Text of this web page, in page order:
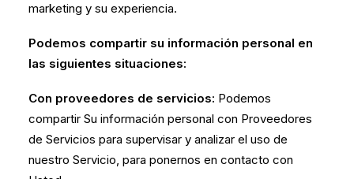
marketing y su experiencia.
Podemos compartir su información personal en
las siguientes situaciones:
Con proveedores de servicios: Podemos
compartir Su información personal con Proveedores
de Servicios para supervisar y analizar el uso de
nuestro Servicio, para ponernos en contacto con